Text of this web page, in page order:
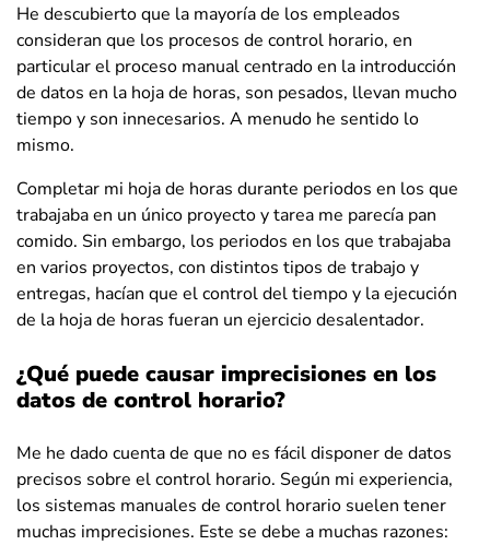
He descubierto que la mayoría de los empleados
consideran que los procesos de control horario, en
particular el proceso manual centrado en la introducción
de datos en la hoja de horas, son pesados, llevan mucho
tiempo y son innecesarios. A menudo he sentido lo
mismo.
Completar mi hoja de horas durante periodos en los que
trabajaba en un único proyecto y tarea me parecía pan
comido. Sin embargo, los periodos en los que trabajaba
en varios proyectos, con distintos tipos de trabajo y
entregas, hacían que el control del tiempo y la ejecución
de la hoja de horas fueran un ejercicio desalentador.
¿Qué puede causar imprecisiones en los
datos de control horario?
Me he dado cuenta de que no es fácil disponer de datos
precisos sobre el control horario. Según mi experiencia,
los sistemas manuales de control horario suelen tener
muchas imprecisiones. Este se debe a muchas razones: